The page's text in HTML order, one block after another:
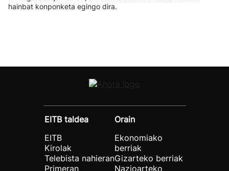
hainbat konponketa egingo dira.
EITB taldea
EITB
Kirolak
Telebista nahieran
Primeran
Orain
Ekonomiako
berriak
Gizarteko berriak
Nazioarteko